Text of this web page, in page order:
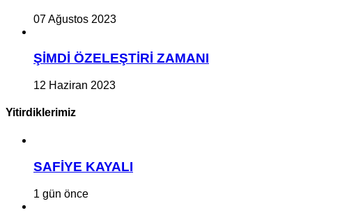
07 Ağustos 2023
ŞİMDİ ÖZELEŞTİRİ ZAMANI
12 Haziran 2023
Yitirdiklerimiz
SAFİYE KAYALI
1 gün önce